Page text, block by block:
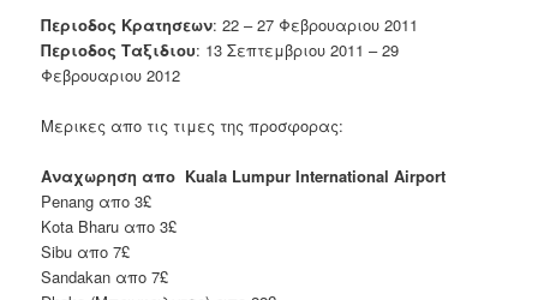
Περιοδος Κρατησεων: 22 – 27 Φεβρουαριου 2011
Περιοδος Ταξιδιου: 13 Σεπτεμβριου 2011 – 29
Φεβρουαριου 2012
Μερικες απο τις τιμες της προσφορας:
Αναχωρηση απο Kuala Lumpur International Airport
Penang απο 3£
Kota Bharu απο 3£
Sibu απο 7£
Sandakan απο 7£